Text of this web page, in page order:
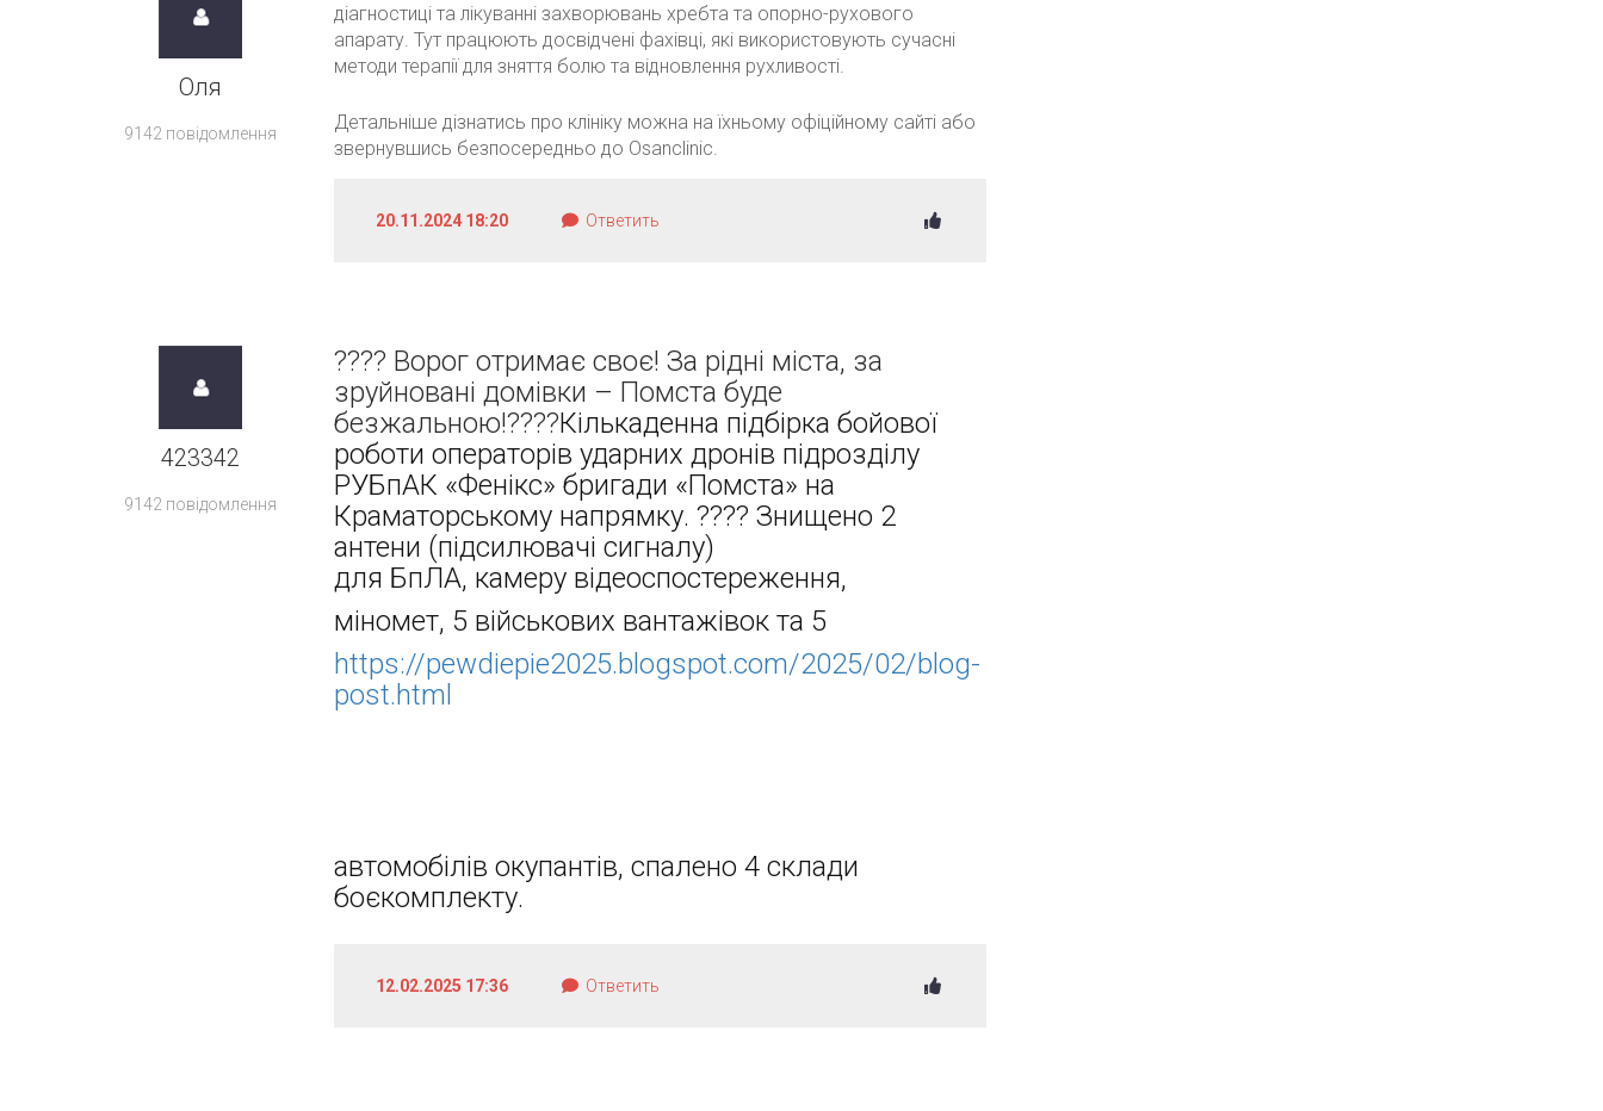
Оля
9142 повідомлення
діагностиці та лікуванні захворювань хребта та опорно-рухового
апарату. Тут працюють досвідчені фахівці, які використовують сучасні
методи терапії для зняття болю та відновлення рухливості.
Детальніше дізнатись про клініку можна на їхньому офіційному сайті або
звернувшись безпосередньо до Osanclinic.
20.11.2024 18:20 Ответить
423342
9142 повідомлення
???? Ворог отримає своє! За рідні міста, за
зруйновані домівки – Помста буде
безжальною!????Кількаденна підбірка бойової
роботи операторів ударних дронів підрозділу
РУБпАК «Фенікс» бригади «Помста» на
Краматорському напрямку. ???? Знищено 2
антени (підсилювачі сигналу)
для БпЛА, камеру відеоспостереження,
міномет, 5 військових вантажівок та 5
https://pewdiepie2025.blogspot.com/2025/02/blog-
post.html
автомобілів окупантів, спалено 4 склади
боєкомплекту.
12.02.2025 17:36 Ответить